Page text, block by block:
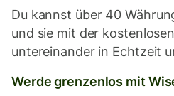
Du kannst über 40
und sie mit der
untereinander in Echtzeit
Werde grenzenlos mit